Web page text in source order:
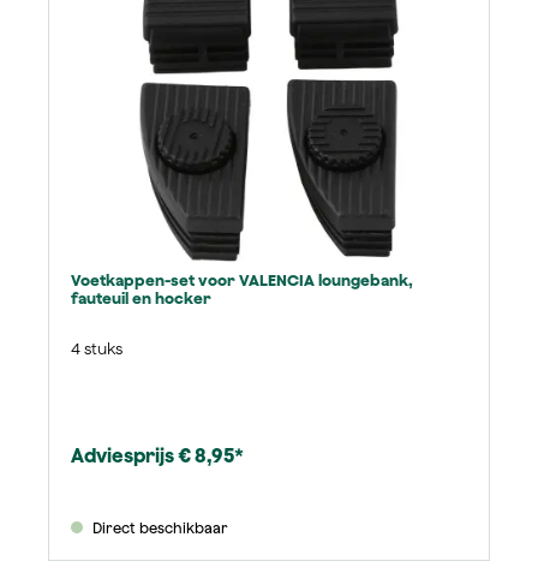
Voetkappen-set voor VALENCIA loungebank,
fauteuil en hocker
4 stuks
Adviesprijs € 8,95*
Direct beschikbaar